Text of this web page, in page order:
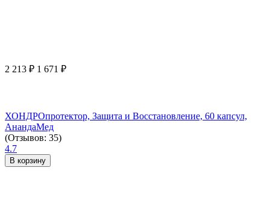
2 213 ₽ 1 671 ₽
ХОНДРОпротектор, Защита и Восстановление, 60 капсул,
АнандаМед
(Отзывов: 35)
4.7
В корзину